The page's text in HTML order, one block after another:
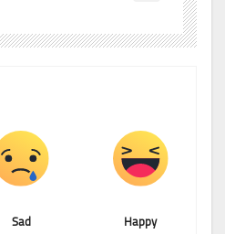
Happy
Sad